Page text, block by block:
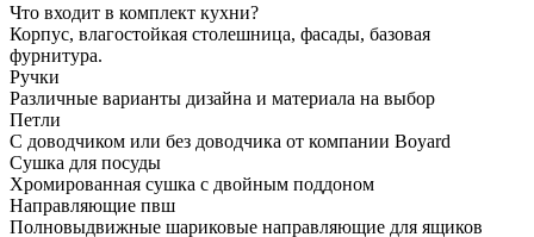
Что входит в комплект кухни?
Корпус, влагостойкая столешница, фасады, базовая
фурнитура.
Ручки
Различные варианты дизайна и материала на выбор
Петли
С доводчиком или без доводчика от компании Boyard
Сушка для посуды
Хромированная сушка с двойным поддоном
Направляющие пвш
Полновыдвижные шариковые направляющие для ящиков